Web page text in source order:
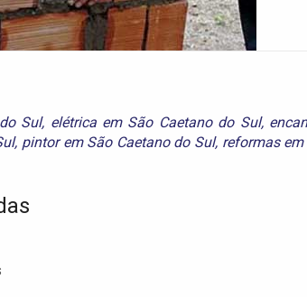
Sul, elétrica em São Caetano do Sul,
, pintor em São Caetano do Sul, reformas